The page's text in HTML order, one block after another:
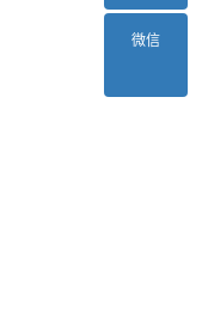
微信